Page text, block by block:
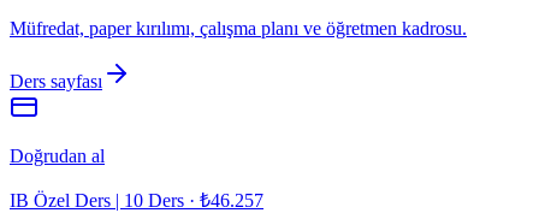
Müfredat, paper kırılımı, çalışma planı ve öğretmen kadrosu.
Ders sayfası
Doğrudan al
IB Özel Ders | 10 Ders · ₺46.257